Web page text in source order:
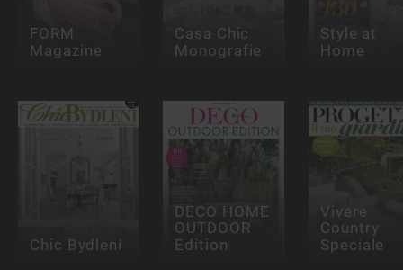
FORM
Magazine
Casa Chic
Monografie
Style at
Home
Chic Bydlení
DECO HOME
OUTDOOR
Edition
Vivere
Country
Speciale